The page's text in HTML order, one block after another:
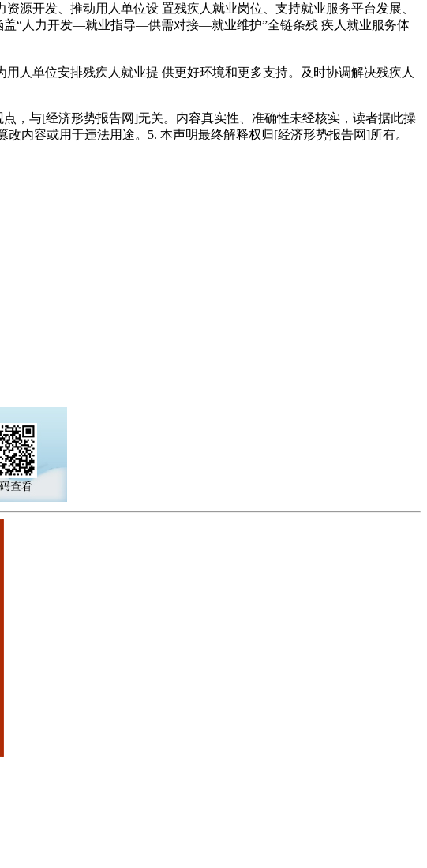
源开发、推动用人单位设 置残疾人就业岗位、支持就业服务平台发展、
盖“人力开发—就业指导—供需对接—就业维护”全链条残 疾人就业服务体
人单位安排残疾人就业提 供更好环境和更多支持。及时协调解决残疾人
，与[经济形势报告网]无关。内容真实性、准确性未经核实，读者据此操
内容或用于违法用途。5. 本声明最终解释权归[经济形势报告网]所有。